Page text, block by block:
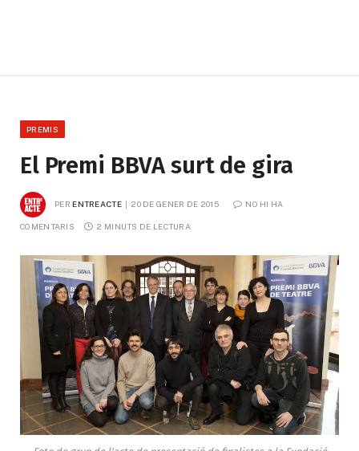
PREMIS
El Premi BBVA surt de gira
PER ENTREACTE 20 DE GENER DE 2015 NO HI HA
COMENTARIS 2 MINUTS DE LECTURA